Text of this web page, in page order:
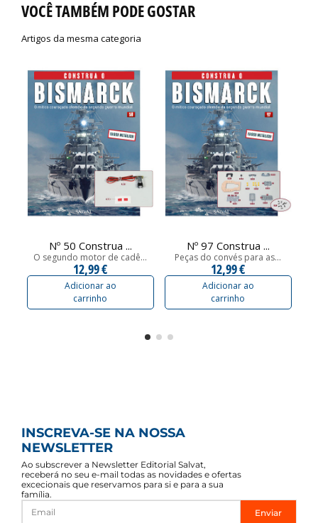
VOCÊ TAMBÉM PODE GOSTAR
Artigos da mesma categoria
Nº 50 Construa ...
O segundo motor de cadê...
12,99 €
Adicionar ao
carrinho
Nº 97 Construa ...
Peças do convés para as...
12,99 €
Adicionar ao
carrinho
INSCREVA-SE NA NOSSA
NEWSLETTER
Ao subscrever a Newsletter Editorial Salvat,
receberá no seu e-mail todas as novidades e ofertas
excecionais que reservamos para si e para a sua
família.
Enviar